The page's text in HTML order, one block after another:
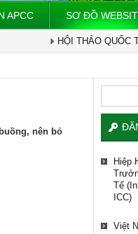
APCC SƠ ĐỒ
HỘI THẢO QUỐC
NGÀNH DỪA VIỆT
nên bỏ
Dừa
HIỆP
DỪA.
Hiệp
Tế
Việt
Tác
Giao
Dừa